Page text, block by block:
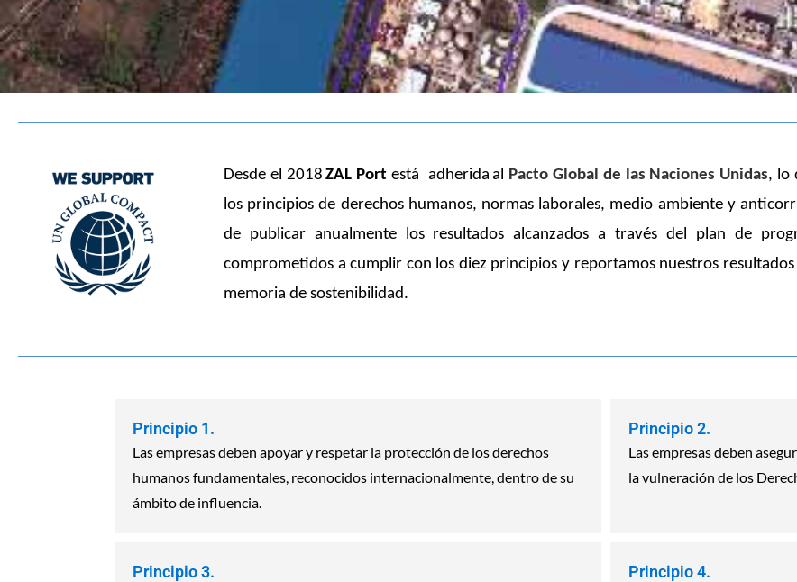
Desde el 2018 ZAL Port está adherida al Pacto Global de las Naciones Unidas, lo
los principios de derechos humanos, normas laborales, medio ambiente y
de publicar anualmente los resultados alcanzados a través del plan de
comprometidos a cumplir con los diez principios y reportamos nuestros
memoria de sostenibilidad.
Principio 1.
Las empresas deben apoyar y respetar la protección de los derechos
humanos fundamentales, reconocidos internacionalmente, dentro de su
ámbito de influencia.
Principio 2.
Las empresas deben
la vulneración de los
Principio 3. Principio 4.